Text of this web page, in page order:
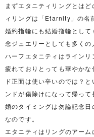
まずエタニティリングとは
ィリングは「Etarnity」の名
婚約指輪にも結婚指輪とし
念ジュエリーとしても多くの
ハーフエタニティはライン
疲れておりとっても華やか
ド正面は使い辛いのでは？
ンドが傷除けになって帰っ
婚のタイミングは勿論記念
なのです。
エタニティはリングのアー